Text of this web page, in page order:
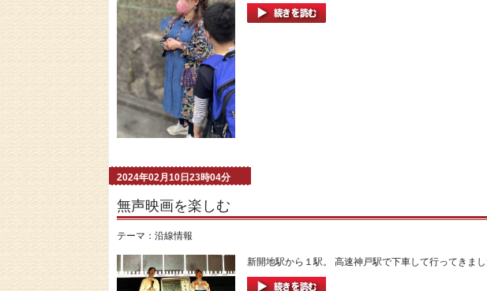
2024年02月10日23時04分
無声映画を楽しむ
テーマ： 沿線情報
新開地駅から１駅。 高速神戸駅で下車して行ってきま